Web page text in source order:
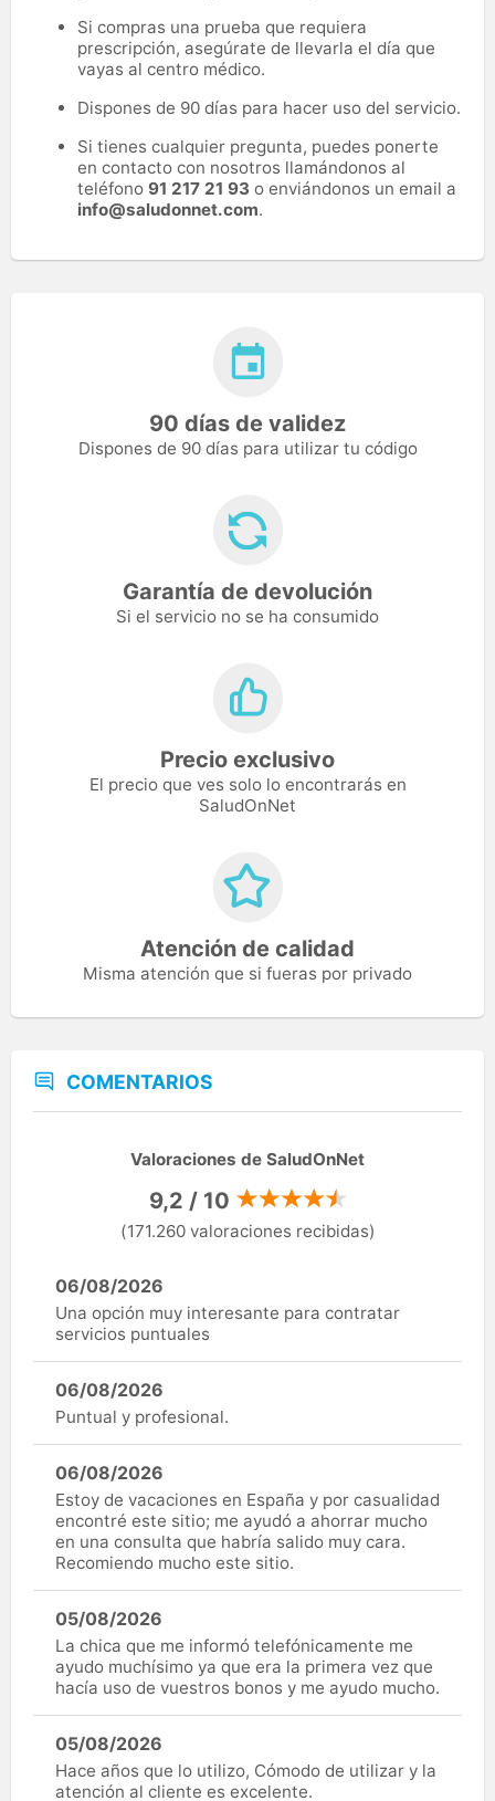
Si compras una prueba que requiera
prescripción, asegúrate de llevarla el día que
vayas al centro médico.
Dispones de 90 días para hacer uso del servicio.
Si tienes cualquier pregunta, puedes ponerte
en contacto con nosotros llamándonos al
teléfono 91 217 21 93 o enviándonos un email a
info@saludonnet.com.
90 días de validez
Dispones de 90 días para utilizar tu código
Garantía de devolución
Si el servicio no se ha consumido
Precio exclusivo
El precio que ves solo lo encontrarás en
SaludOnNet
Atención de calidad
Misma atención que si fueras por privado
COMENTARIOS
Valoraciones de SaludOnNet
9,2 / 10
(171.260 valoraciones recibidas)
06/08/2026
Una opción muy interesante para contratar
servicios puntuales
06/08/2026
Puntual y profesional.
06/08/2026
Estoy de vacaciones en España y por casualidad
encontré este sitio; me ayudó a ahorrar mucho
en una consulta que habría salido muy cara.
Recomiendo mucho este sitio.
05/08/2026
La chica que me informó telefónicamente me
ayudo muchísimo ya que era la primera vez que
hacía uso de vuestros bonos y me ayudo mucho.
05/08/2026
Hace años que lo utilizo, Cómodo de utilizar y la
atención al cliente es excelente.